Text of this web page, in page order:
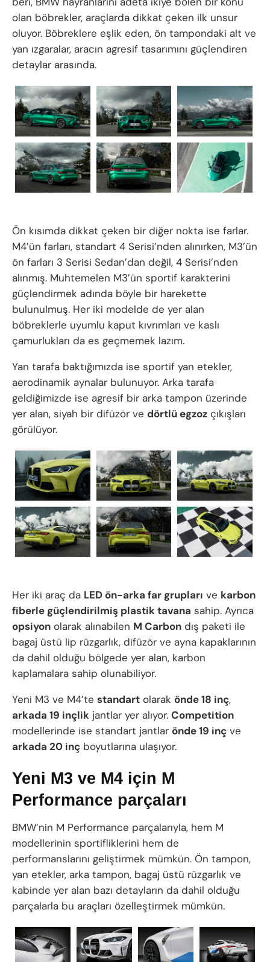
olan böbrekler, araçlarda dikkat çeken ilk unsur
oluyor. Böbreklere eşlik eden, ön tampondaki alt ve
yan ızgaralar, aracın agresif tasarımını güçlendiren
detaylar arasında.
Ön kısımda dikkat çeken bir diğer nokta ise farlar.
M4’ün farları, standart 4 Serisi’nden alınırken, M3’ün
ön farları 3 Serisi Sedan’dan değil, 4 Serisi’nden
alınmış. Muhtemelen M3’ün sportif karakterini
güçlendirmek adında böyle bir harekette
bulunulmuş. Her iki modelde de yer alan
böbreklerle uyumlu kaput kıvrımları ve kaslı
çamurlukları da es geçmemek lazım.
Yan tarafa baktığımızda ise sportif yan etekler,
aerodinamik aynalar bulunuyor. Arka tarafa
geldiğimizde ise agresif bir arka tampon üzerinde
yer alan, siyah bir difüzör ve dörtlü egzoz çıkışları
görülüyor.
Her iki araç da LED ön-arka far grupları ve karbon
fiberle güçlendirilmiş plastik tavana sahip. Ayrıca
opsiyon olarak alınabilen M Carbon dış paketi ile
bagaj üstü lip rüzgarlık, difüzör ve ayna kapaklarının
da dahil olduğu bölgede yer alan, karbon
kaplamalara sahip olunabiliyor.
Yeni M3 ve M4’te standart olarak önde 18 inç,
arkada 19 inçlik jantlar yer alıyor. Competition
modellerinde ise standart jantlar önde 19 inç ve
arkada 20 inç boyutlarına ulaşıyor.
Yeni M3 ve M4 için M
Performance parçaları
BMW’nin M Performance parçalarıyla, hem M
modellerinin sportifliklerini hem de
performanslarını geliştirmek mümkün. Ön tampon,
yan etekler, arka tampon, bagaj üstü rüzgarlık ve
kabinde yer alan bazı detayların da dahil olduğu
parçalarla bu araçları özelleştirmek mümkün.